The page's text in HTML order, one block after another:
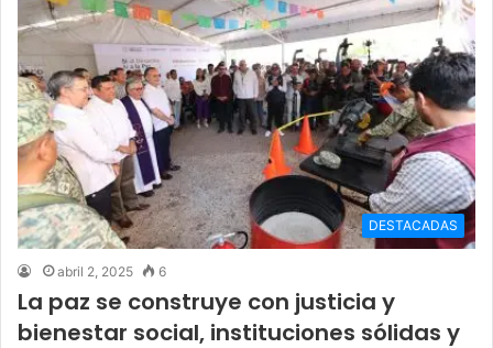
DESTACADAS
abril 2, 2025 6
La paz se construye con justicia y
bienestar social, instituciones sólidas y